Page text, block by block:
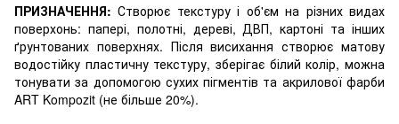
ПРИЗНАЧЕННЯ: Створює текстуру і об'єм на різних видах
поверхонь: папері, полотні, дереві, ДВП, картоні та інших
ґрунтованих поверхнях. Після висихання створює матову
водостійку пластичну текстуру, зберігає білий колір, можна
тонувати за допомогою сухих пігментів та акрилової фарби
ART Kompozit (не більше 20%).